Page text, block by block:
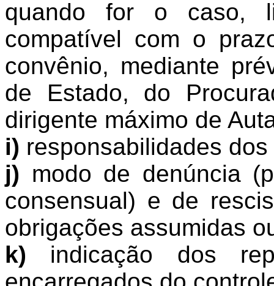
quando for o caso,
compatível com o
convênio, mediante
de Estado, do
dirigente máximo de
i) responsabilidades
j) modo de denúncia
consensual) e de
obrigações assumidas
k) indicação dos